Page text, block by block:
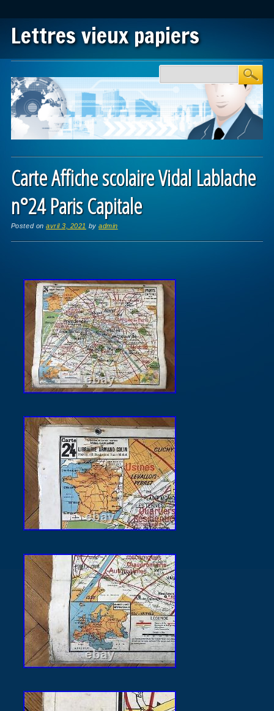
Lettres vieux papiers
Main menu
Carte Affiche scolaire Vidal Lablache
n°24 Paris Capitale
Posted onavril 3, 2021 byadmin